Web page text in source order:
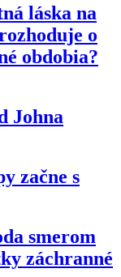
láska na
o
obdobia?
Johna
začne s
smerom
záchranné